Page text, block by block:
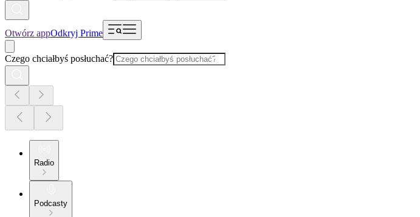
Otwórz appOdkryj Prime
Czego chciałbyś posłuchać?
Radio
Podcasty